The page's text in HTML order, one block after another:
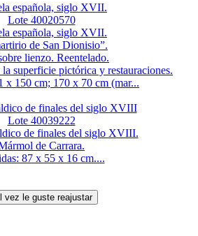
española, siglo XVII.
Lote 40020570
española, siglo XVII.
de San Dionisio”.
lienzo. Reentelado.
la superficie pictórica y restauraciones.
x 150 cm; 170 x 70 cm (mar...
de finales del siglo XVIII
Lote 40039222
de finales del siglo XVIII.
de Carrara.
87 x 55 x 16 cm....